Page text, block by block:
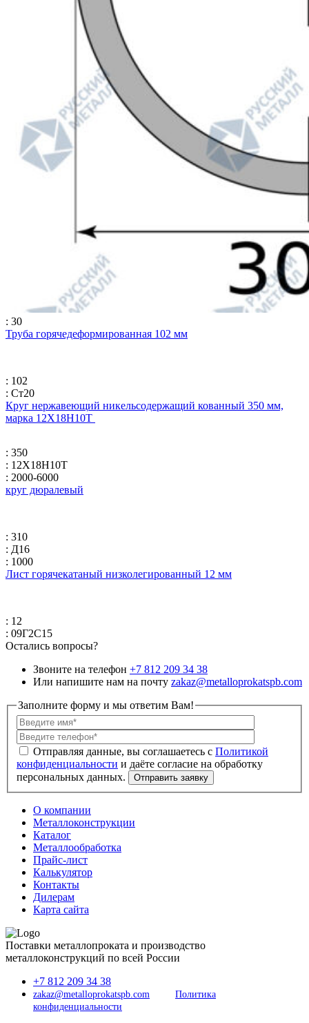
: 30
Труба горячедеформированная 102 мм
: 102
: Ст20
Круг нержавеющий никельсодержащий кованный 350 мм,
марка 12Х18Н10Т
: 350
: 12Х18Н10Т
: 2000-6000
круг дюралевый
: 310
: Д16
: 1000
Лист горячекатаный низколегированный 12 мм
: 12
: 09Г2С15
Остались вопросы?
Звоните на телефон +7 812 209 34 38
Или напишите нам на почту zakaz@metalloprokatspb.com
Заполните форму и мы ответим Вам!
Политикой
конфиденциальности
О компании
Металлоконструкции
Каталог
Металлообработка
Прайс-лист
Калькулятор
Контакты
Дилерам
Карта сайта
Поставки металлопроката и производство
металлоконструкций по всей России
+7 812 209 34 38
zakaz@metalloprokatspb.com
Политика
конфиденциальности